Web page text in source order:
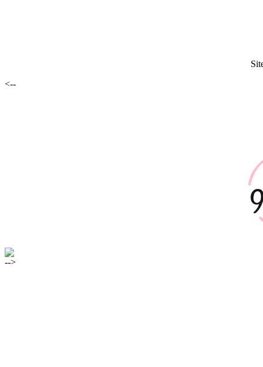
<--
-->